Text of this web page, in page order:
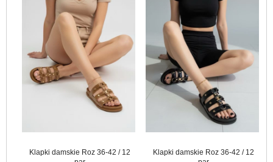
Klapki damskie Roz 36-42 / 12
Klapki damskie Roz 36-42 / 12